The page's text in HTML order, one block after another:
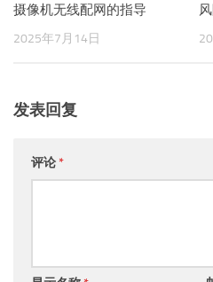
摄像机无线配网的指导
2025年7月14日
发表回复
评论*